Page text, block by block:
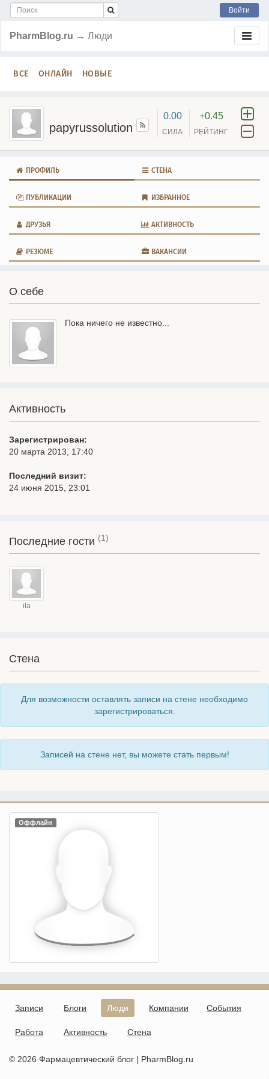
Войти
PharmBlog.ru → Люди
ВСЕ ОНЛАЙН НОВЫЕ
papyrussolution
0.00
СИЛА
+0.45
РЕЙТИНГ
ПРОФИЛЬ СТЕНА
ПУБЛИКАЦИИ ИЗБРАННОЕ
ДРУЗЬЯ АКТИВНОСТЬ
РЕЗЮМЕ ВАКАНСИИ
О себе
Пока ничего не известно...
Активность
Зарегистрирован:
20 марта 2013, 17:40
Последний визит:
24 июня 2015, 23:01
Последние гости (1)
ila
Стена
Для возможности оставлять записи на стене необходимо
зарегистрироваться.
Записей на стене нет, вы можете стать первым!
Оффлайн
Записи Блоги Люди Компании События
Работа Активность Стена
© 2026 Фармацевтический блог | PharmBlog.ru